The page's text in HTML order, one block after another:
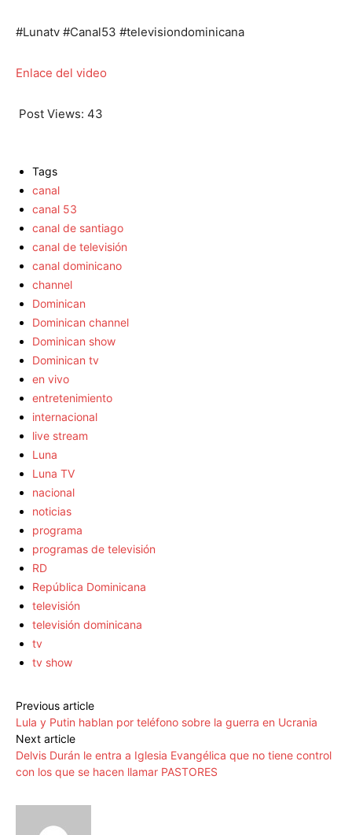
#Lunatv #Canal53 #televisiondominicana
Enlace del video
Post Views: 43
Tags
canal
canal 53
canal de santiago
canal de televisión
canal dominicano
channel
Dominican
Dominican channel
Dominican show
Dominican tv
en vivo
entretenimiento
internacional
live stream
Luna
Luna TV
nacional
noticias
programa
programas de televisión
RD
República Dominicana
televisión
televisión dominicana
tv
tv show
Previous article
Lula y Putin hablan por teléfono sobre la guerra en Ucrania
Next article
Delvis Durán le entra a Iglesia Evangélica que no tiene control
con los que se hacen llamar PASTORES